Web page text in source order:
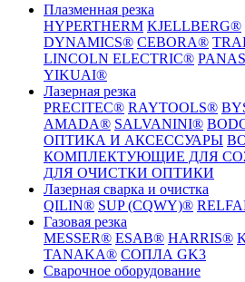
Плазменная резка
HYPERTHERM KJELLBERG®
DYNAMICS® CEBORA®
LINCOLN ELECTRIC®
YIKUAI®
Лазерная резка
PRECITEC® RAYTOOLS®
AMADA® SALVANINI®
ОПТИКА И АКСЕССУАРЫ
КОМПЛЕКТУЮЩИЕ ДЛЯ
ДЛЯ ОЧИСТКИ ОПТИКИ
Лазерная сварка и очистка
QILIN® SUP (CQWY)®
Газовая резка
MESSER® ESAB® HARRIS®
TANAKA® СОПЛА GK3
Сварочное оборудование